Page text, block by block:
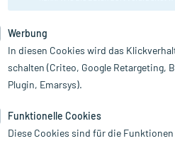
sichern
Werbung
In diesen Cookies wird das
schalten (Criteo, Google Retargeting,
Plugin, Emarsys).
Funktionelle Cookies
Diese Cookies sind für die